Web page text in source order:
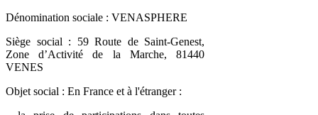
Dénomination sociale : VENASPHERE
Siège social : 59 Route de Saint-Genest,
Zone d’Activité de la Marche, 81440
VENES
Objet social : En France et à l'étranger :